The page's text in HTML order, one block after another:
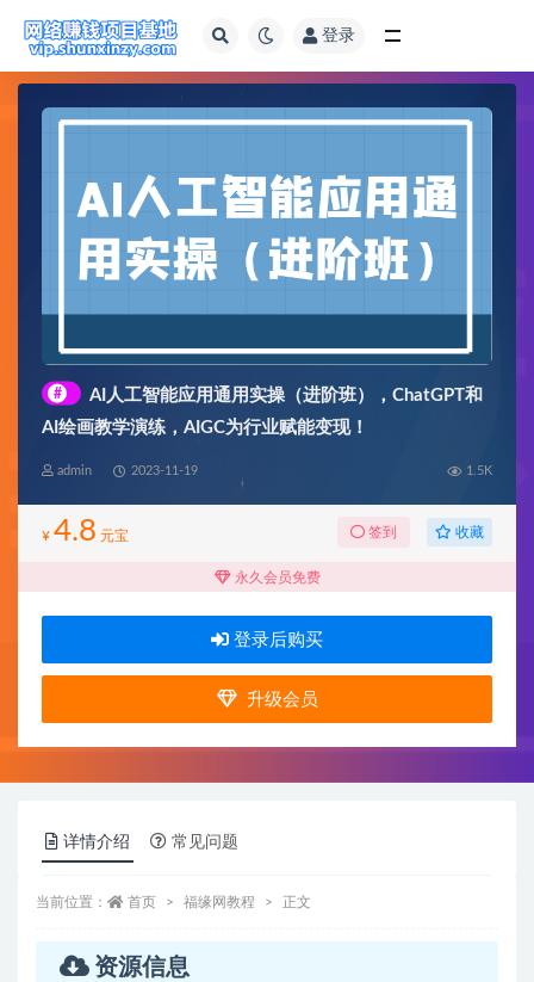
登录
#
AI人工智能应用通用实操（进阶班），ChatGPT和
AI绘画教学演练，AIGC为行业赋能变现！
admin 2023-11-19 1.5K
¥ 4.8 元宝 签到 收藏
永久会员免费
登录后购买
升级会员
详情介绍 常见问题
当前位置： 首页 福缘网教程 正文
资源信息